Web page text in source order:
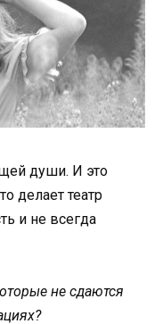
души. И это
делает театр
и не всегда
не сдаются